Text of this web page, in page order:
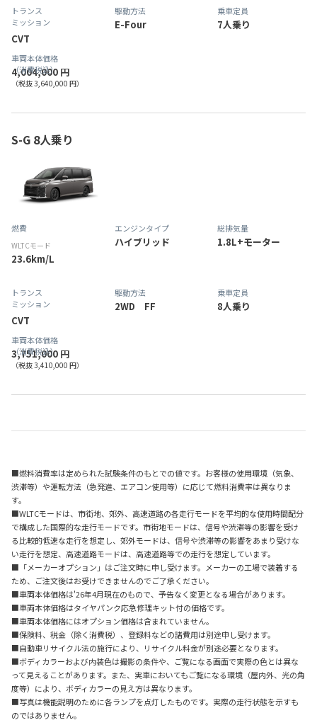
トランス
ミッション
CVT
駆動方法
E-Four
乗車定員
7人乗り
車両本体価格
（消費税込）
4,004,000 円
（税抜 3,640,000 円）
S-G 8人乗り
燃費
WLTCモード
23.6km/L
エンジンタイプ
ハイブリッド
総排気量
1.8L+モーター
トランス
ミッション
CVT
駆動方法
2WD FF
乗車定員
8人乗り
車両本体価格
（消費税込）
3,751,000 円
（税抜 3,410,000 円）
■燃料消費率は定められた試験条件のもとでの値です。お客様の使用環境（気象、
渋滞等）や運転方法（急発進、エアコン使用等）に応じて燃料消費率は異なりま
す。
■WLTCモードは、市街地、郊外、高速道路の各走行モードを平均的な使用時間配分
で構成した国際的な走行モードです。市街地モードは、信号や渋滞等の影響を受け
る比較的低速な走行を想定し、郊外モードは、信号や渋滞等の影響をあまり受けな
い走行を想定、高速道路モードは、高速道路等での走行を想定しています。
■「メーカーオプション」はご注文時に申し受けます。メーカーの工場で装着する
ため、ご注文後はお受けできませんのでご了承ください。
■車両本体価格は'26年4月現在のもので、予告なく変更となる場合があります。
■車両本体価格はタイヤパンク応急修理キット付の価格です。
■車両本体価格にはオプション価格は含まれていません。
■保険料、税金（除く消費税）、登録料などの諸費用は別途申し受けます。
■自動車リサイクル法の施行により、リサイクル料金が別途必要となります。
■ボディカラーおよび内装色は撮影の条件や、ご覧になる画面で実際の色とは異な
って見えることがあります。また、実車においてもご覧になる環境（屋内外、光の角
度等）により、ボディカラーの見え方は異なります。
■写真は機能説明のために各ランプを点灯したものです。実際の走行状態を示すも
のではありません。